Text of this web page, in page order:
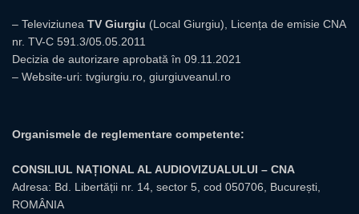
– Televiziunea TV Giurgiu (Local Giurgiu), Licența de emisie CNA
nr. TV-C 591.3/05.05.2011
Decizia de autorizare aprobată în 09.11.2021
– Website-uri: tvgiurgiu.ro giurgiuveanul.ro
Organismele de reglementare competente:
CONSILIUL NAȚIONAL AL AUDIOVIZUALULUI – CNA
Adresa: Bd. Libertății nr. 14, sector 5, cod 050706, București,
ROMÂNIA